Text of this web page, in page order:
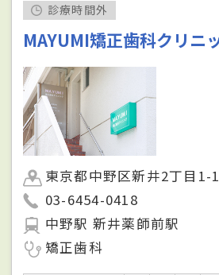
診療時間外
MAYUMI矯正歯科クリニ
東京都中野区新井2丁目1-
03-6454-0418
中野駅 新井薬師前駅
矯正歯科